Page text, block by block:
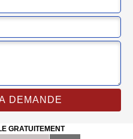
GRATUITEMENT